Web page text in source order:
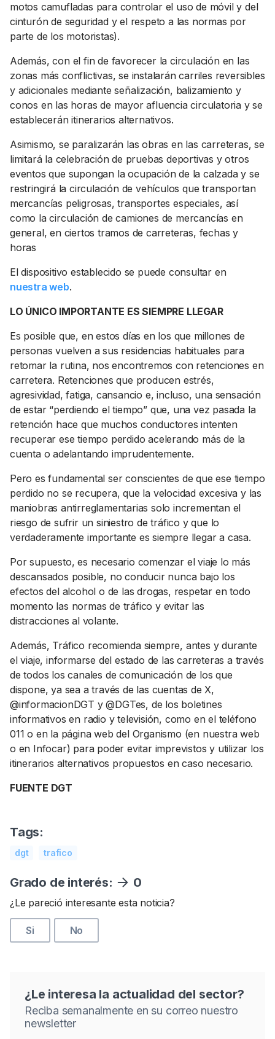
motos camufladas para controlar el uso de móvil y del
cinturón de seguridad y el respeto a las normas por
parte de los motoristas).
Además, con el fin de favorecer la circulación en las
zonas más conflictivas, se instalarán carriles reversibles
y adicionales mediante señalización, balizamiento y
conos en las horas de mayor afluencia circulatoria y se
establecerán itinerarios alternativos.
Asimismo, se paralizarán las obras en las carreteras, se
limitará la celebración de pruebas deportivas y otros
eventos que supongan la ocupación de la calzada y se
restringirá la circulación de vehículos que transportan
mercancías peligrosas, transportes especiales, así
como la circulación de camiones de mercancías en
general, en ciertos tramos de carreteras, fechas y
horas
El dispositivo establecido se puede consultar en
nuestra web.
LO ÚNICO IMPORTANTE ES SIEMPRE LLEGAR
Es posible que, en estos días en los que millones de
personas vuelven a sus residencias habituales para
retomar la rutina, nos encontremos con retenciones en
carretera. Retenciones que producen estrés,
agresividad, fatiga, cansancio e, incluso, una sensación
de estar “perdiendo el tiempo” que, una vez pasada la
retención hace que muchos conductores intenten
recuperar ese tiempo perdido acelerando más de la
cuenta o adelantando imprudentemente.
Pero es fundamental ser conscientes de que ese tiempo
perdido no se recupera, que la velocidad excesiva y las
maniobras antirreglamentarias solo incrementan el
riesgo de sufrir un siniestro de tráfico y que lo
verdaderamente importante es siempre llegar a casa.
Por supuesto, es necesario comenzar el viaje lo más
descansados posible, no conducir nunca bajo los
efectos del alcohol o de las drogas, respetar en todo
momento las normas de tráfico y evitar las
distracciones al volante.
Además, Tráfico recomienda siempre, antes y durante
el viaje, informarse del estado de las carreteras a través
de todos los canales de comunicación de los que
dispone, ya sea a través de las cuentas de X,
@informacionDGT y @DGTes, de los boletines
informativos en radio y televisión, como en el teléfono
011 o en la página web del Organismo (en nuestra web
o en Infocar) para poder evitar imprevistos y utilizar los
itinerarios alternativos propuestos en caso necesario.
FUENTE DGT
Tags:
dgt trafico
Grado de interés: 0
¿Le pareció interesante esta noticia?
Si No
¿Le interesa la actualidad del sector?
Reciba semanalmente en su correo nuestro
newsletter